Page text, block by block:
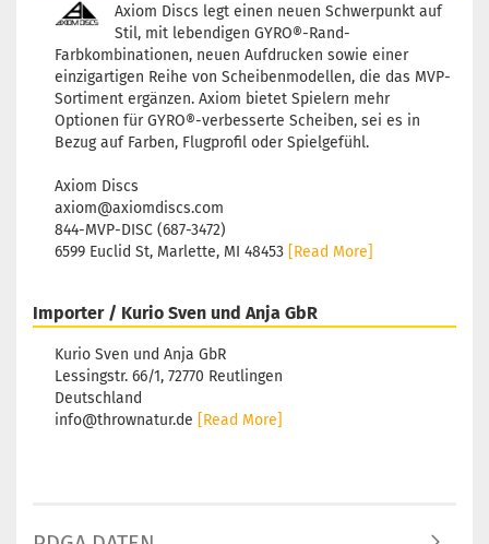
Axiom Discs legt einen neuen Schwerpunkt auf
Stil, mit lebendigen GYRO®-Rand-
Farbkombinationen, neuen Aufdrucken sowie einer
einzigartigen Reihe von Scheibenmodellen, die das MVP-
Sortiment ergänzen. Axiom bietet Spielern mehr
Optionen für GYRO®-verbesserte Scheiben, sei es in
Bezug auf Farben, Flugprofil oder Spielgefühl.
Axiom Discs
axiom@axiomdiscs.com
844-MVP-DISC (687-3472)
6599 Euclid St, Marlette, MI 48453 [Read More]
Importer / Kurio Sven und Anja GbR
Kurio Sven und Anja GbR
Lessingstr. 66/1, 72770 Reutlingen
Deutschland
info@thrownatur.de [Read More]